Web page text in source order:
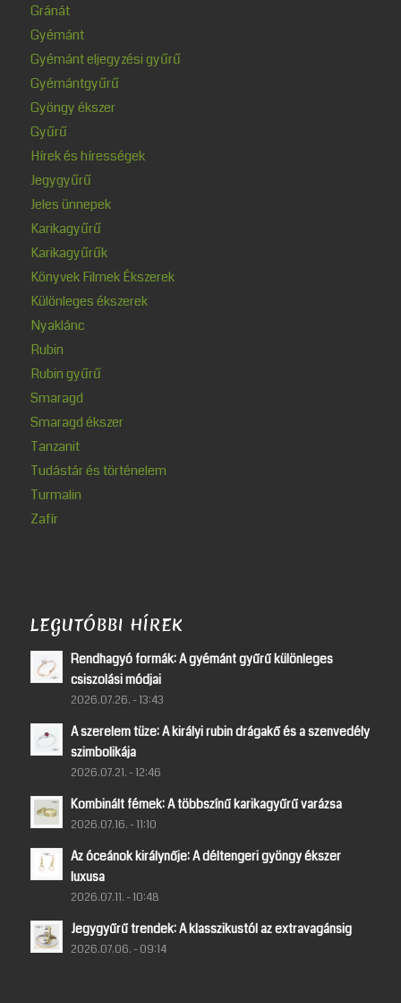
Gránát
Gyémánt
Gyémánt eljegyzési gyűrű
Gyémántgyűrű
Gyöngy ékszer
Gyűrű
Hírek és hírességek
Jegygyűrű
Jeles ünnepek
Karikagyűrű
Karikagyűrűk
Könyvek Filmek Ékszerek
Különleges ékszerek
Nyaklánc
Rubin
Rubin gyűrű
Smaragd
Smaragd ékszer
Tanzanit
Tudástár és történelem
Turmalin
Zafír
LEGUTÓBBI HÍREK
Rendhagyó formák: A gyémánt gyűrű különleges
csiszolási módjai
2026.07.26. - 13:43
A szerelem tüze: A királyi rubin drágakő és a szenvedély
szimbolikája
2026.07.21. - 12:46
Kombinált fémek: A többszínű karikagyűrű varázsa
2026.07.16. - 11:10
Az óceánok királynője: A déltengeri gyöngy ékszer
luxusa
2026.07.11. - 10:48
Jegygyűrű trendek: A klasszikustól az extravagánsig
2026.07.06. - 09:14